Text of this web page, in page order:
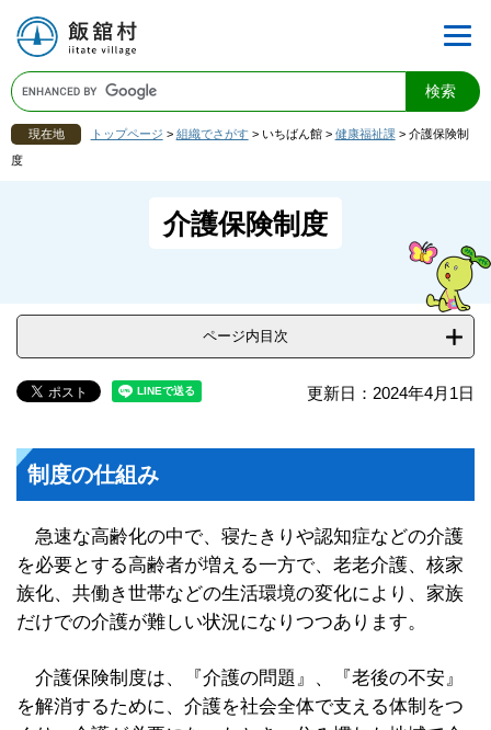
現在地 トップページ > 組織でさがす > いちばん館 > 健康福祉課 > 介護保険制
度
介護保険制度
ページ内目次
更新日：2024年4月1日
制度の仕組み
急速な高齢化の中で、寝たきりや認知症などの介護
を必要とする高齢者が増える一方で、老老介護、核家
族化、共働き世帯などの生活環境の変化により、家族
だけでの介護が難しい状況になりつつあります。
介護保険制度は、『介護の問題』、『老後の不安』
を解消するために、介護を社会全体で支える体制をつ